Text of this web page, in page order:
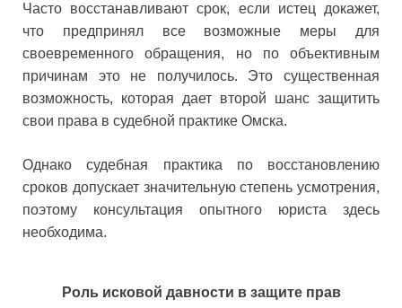
Часто восстанавливают срок, если истец докажет,
что предпринял все возможные меры для
своевременного обращения, но по объективным
причинам это не получилось. Это существенная
возможность, которая дает второй шанс защитить
свои права в судебной практике Омска.
Однако судебная практика по восстановлению
сроков допускает значительную степень усмотрения,
поэтому консультация опытного юриста здесь
необходима.
Роль исковой давности в защите прав